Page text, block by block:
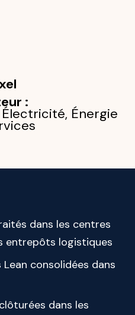
:
Énergie
:
démarches Lean sur tous
dans les centres
entrepôts logistiques
consolidées dans
dans les